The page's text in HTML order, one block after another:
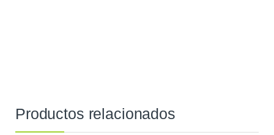
Productos relacionados